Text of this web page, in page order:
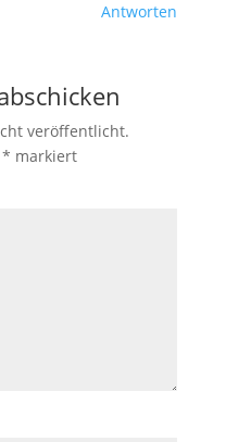
Antworten
veröffentlicht.
* markiert